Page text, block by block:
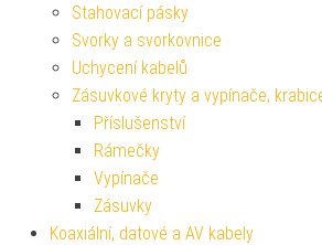
Stahovací pásky
Svorky a svorkovnice
Uchycení kabelů
Zásuvkové kryty a vypínače,
Příslušenství
Rámečky
Vypínače
Zásuvky
Koaxiální, datové a AV kabely